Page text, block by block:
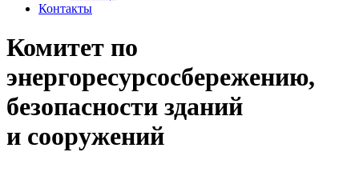
Контакты
Комитет по
энергоресурсосбережению,
безопасности зданий
и сооружений